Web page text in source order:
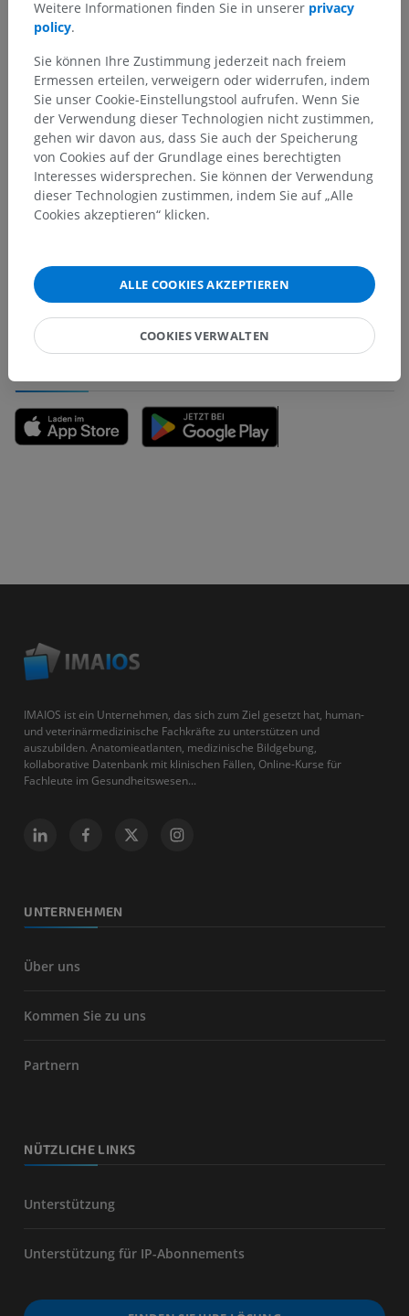
Vergleichende Anatomie bei
Menschen
Übersetzungen
Sie haben einen Fehler gefunden?
inhaltliche Verbesserung vorschlagen.
Ein Problem melden
IMAIOS ist ein Unternehmen, das sich zum Ziel gesetzt hat, human-
und veterinärmedizinische Fachkräfte zu unterstützen und
auszubilden. Anatomieatlanten, medizinische Bildgebung,
kollaborative Datenbank mit klinischen Fällen, Online-Kurse für
Fachleute im Gesundheitswesen...
UNTERNEHMEN
Über uns
Kommen Sie zu uns
Partnern
NÜTZLICHE LINKS
Unterstützung
Unterstützung für IP-Abonnements
Weitere Informationen finden Sie in unserer privacy
policy.
Sie können Ihre Zustimmung jederzeit nach freiem
Ermessen erteilen, verweigern oder widerrufen, indem
Sie unser Cookie-Einstellungstool aufrufen. Wenn Sie
der Verwendung dieser Technologien nicht zustimmen,
gehen wir davon aus, dass Sie auch der Speicherung
von Cookies auf der Grundlage eines berechtigten
Interesses widersprechen. Sie können der Verwendung
dieser Technologien zustimmen, indem Sie auf „Alle
Cookies akzeptieren“ klicken.
ALLE COOKIES AKZEPTIEREN
COOKIES VERWALTEN